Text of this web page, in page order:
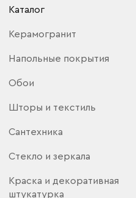
Каталог
Керамогранит
Напольные покрытия
Обои
Шторы и текстиль
Сантехника
Стекло и зеркала
Краска и декоративная
штукатурка